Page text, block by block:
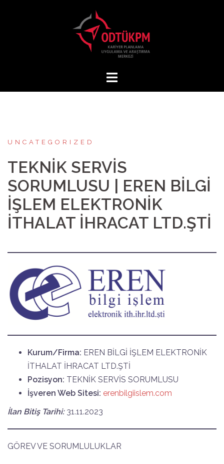
UNCATEGORIZED
TEKNİK SERVİS
SORUMLUSU | EREN BİLGİ
İŞLEM ELEKTRONİK
İTHALAT İHRACAT LTD.ŞTİ
Kurum/Firma: EREN BİLGİ İŞLEM ELEKTRONİK
İTHALAT İHRACAT LTD.ŞTİ
Pozisyon: TEKNİK SERVİS SORUMLUSU
İşveren Web Sitesi: erenbilgiislem.com
İlan Bitiş Tarihi: 31.11.2023
GÖREV VE SORUMLULUKLAR